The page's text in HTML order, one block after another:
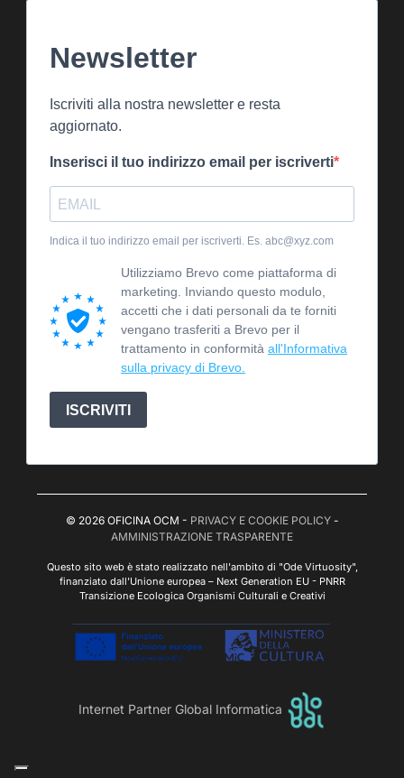
Newsletter
Iscriviti alla nostra newsletter e resta
aggiornato.
Inserisci il tuo indirizzo email per iscriverti
Indica il tuo indirizzo email per iscriverti. Es. abc@xyz.com
Utilizziamo Brevo come piattaforma di
marketing. Inviando questo modulo,
accetti che i dati personali da te forniti
vengano trasferiti a Brevo per il
trattamento in conformità all'Informativa
sulla privacy di Brevo.
ISCRIVITI
© 2026 OFICINA OCM - PRIVACY E COOKIE POLICY-
AMMINISTRAZIONE TRASPARENTE
Questo sito web è stato realizzato nell'ambito di "Ode Virtuosity",
finanziato dall'Unione europea – Next Generation EU - PNRR
Transizione Ecologica Organismi Culturali e Creativi
Internet Partner Global Informatica